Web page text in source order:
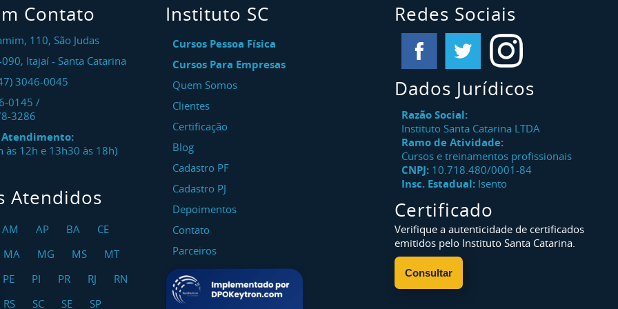
Contato
110, São Judas
, Itajaí - Santa Catarina
3046-0045
0145 /
3286
às 12h e 13h30 às 18h)
Atendidos
AM AP BA
CE
MA
MG MS
MT
PE
PI PR RJ
RN
RS
SC SE SP
Instituto SC
Cursos Pessoa Física
Cursos Para Empresas
Quem Somos
Clientes
Certificação
Blog
Cadastro PF
Cadastro PJ
Depoimentos
Contato
Parceiros
Redes Sociais
Dados Jurídicos
Razão Social:
Instituto Santa Catarina LTDA
Ramo de Atividade:
Cursos e treinamentos profissionais
CNPJ: 10.718.480/0001-84
Insc. Estadual: Isento
Certificado
Verifique a autenticidade de certificados
emitidos pelo Instituto Santa Catarina.
Consultar